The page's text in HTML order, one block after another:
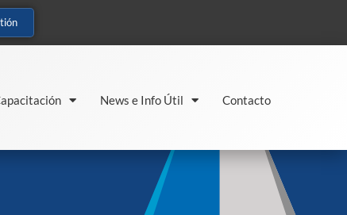
News e Info Útil Contacto